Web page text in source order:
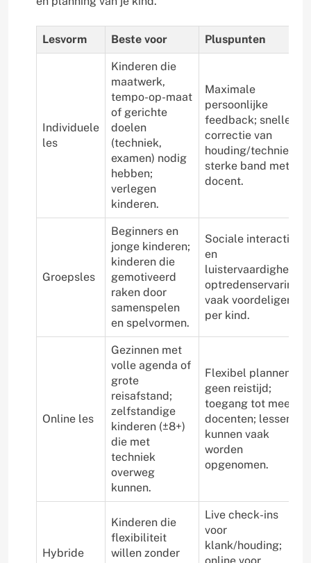
Lesvorm Beste voor Pluspunten
Individuele
les
Kinderen die
maatwerk,
tempo-op-maat
of gerichte
doelen
(techniek,
examen) nodig
hebben;
verlegen
kinderen.
Maximale
persoonlijke
feedback; snelle
correctie van
houding/techniek;
sterke band met
docent.
Groepsles
Beginners en
jonge kinderen;
kinderen die
gemotiveerd
raken door
samenspelen
en spelvormen.
Sociale interactie
en
luistervaardigheid;
optredenservaring;
vaak voordeliger
per kind.
Online les
Gezinnen met
volle agenda of
grote
reisafstand;
zelfstandige
kinderen (±8+)
die met
techniek
overweg
kunnen.
Flexibel plannen;
geen reistijd;
toegang tot meer
docenten; lessen
kunnen vaak
worden
opgenomen.
Hybride
Kinderen die
flexibiliteit
willen zonder
Live check-ins
voor
klank/houding;